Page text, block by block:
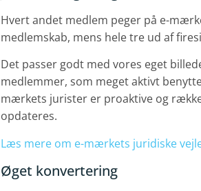
Hvert andet medlem peger på e-
medlemskab, mens hele tre ud af
Det passer godt med vores eget
medlemmer, som meget aktivt
mærkets jurister er proaktive og
opdateres.
Læs mere om e-mærkets juridiske
Øget konvertering